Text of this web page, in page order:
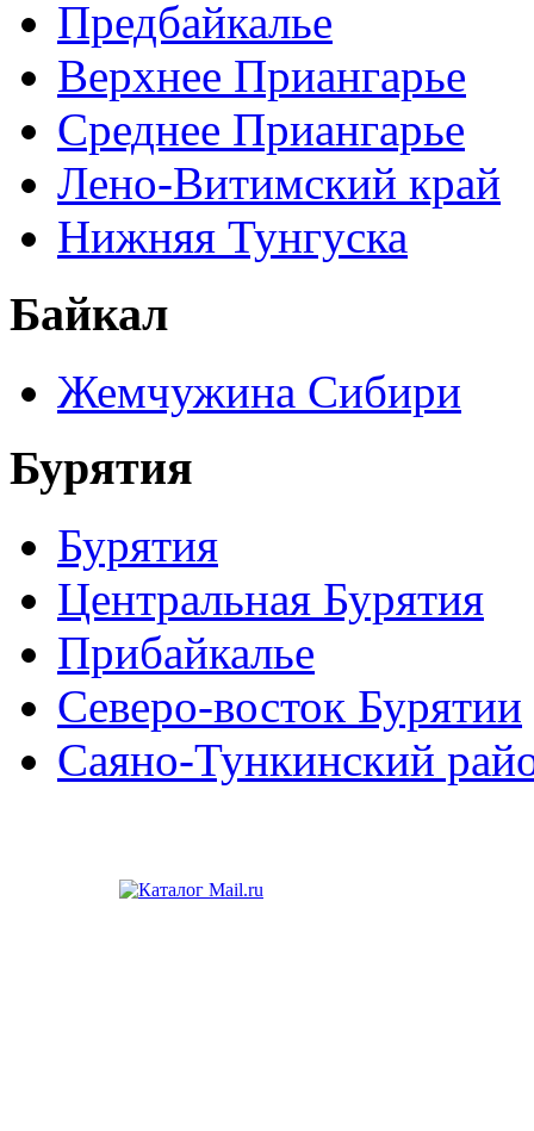
Предбайкалье
Верхнее Приангарье
Среднее Приангарье
Лено-Витимский край
Нижняя Тунгуска
Байкал
Жемчужина Сибири
Бурятия
Бурятия
Центральная Бурятия
Прибайкалье
Северо-восток Бурятии
Саяно-Тункинский